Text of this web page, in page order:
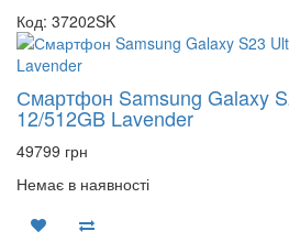
Код: 37202SK
Смартфон Samsung Galaxy
12/512GB Lavender
49799 грн
Немає в наявності